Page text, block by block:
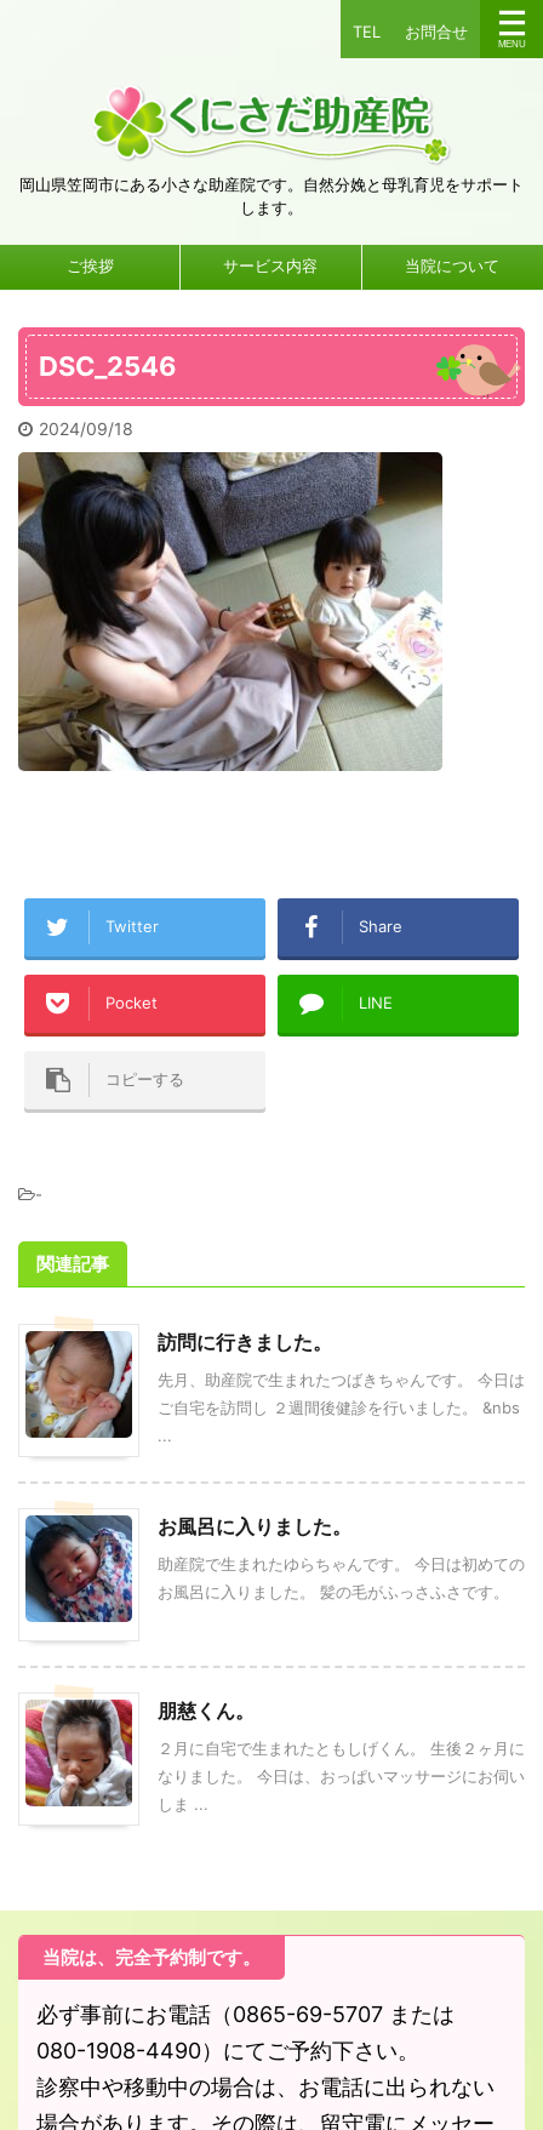
TEL お問合せ
岡山県笠岡市にある小さな助産院です。自然分娩と母乳育児をサポート
します。
ご挨拶 サービス内容 当院について
DSC_2546
2024/09/18
Twitter Share
Pocket LINE
コピーする
-
関連記事
訪問に行きました。
先月、助産院で生まれたつばきちゃんです。 今日は
ご自宅を訪問し ２週間後健診を行いました。 &nbs
...
お風呂に入りました。
助産院で生まれたゆらちゃんです。 今日は初めての
お風呂に入りました。 髪の毛がふっさふさです。
朋慈くん。
２月に自宅で生まれたともしげくん。 生後２ヶ月に
なりました。 今日は、おっぱいマッサージにお伺い
しま ...
当院は、完全予約制です。
必ず事前にお電話（0865-69-5707 または
080-1908-4490）にてご予約下さい。
診察中や移動中の場合は、お電話に出られない
場合があります。その際は、留守電にメッセー